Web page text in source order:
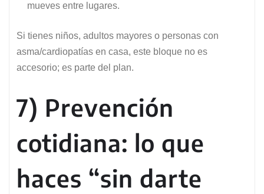
mueves entre lugares.
Si tienes niños, adultos mayores o personas con
asma/cardiopatías en casa, este bloque no es
accesorio; es parte del plan.
7) Prevención
cotidiana: lo que
haces “sin darte